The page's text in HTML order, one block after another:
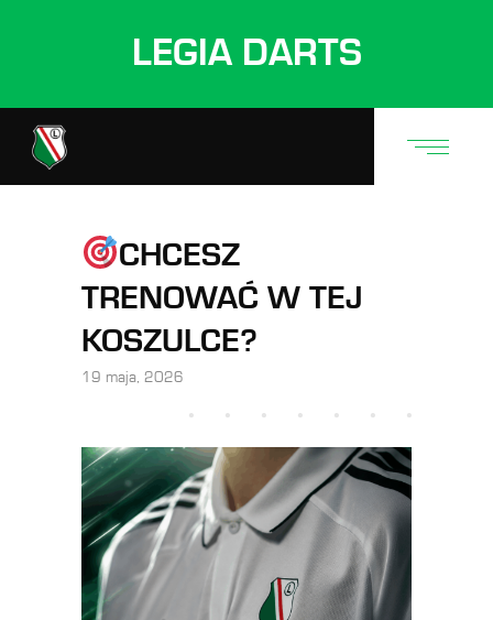
LEGIA DARTS
CHCESZ
TRENOWAĆ W TEJ
KOSZULCE?
19 maja, 2026